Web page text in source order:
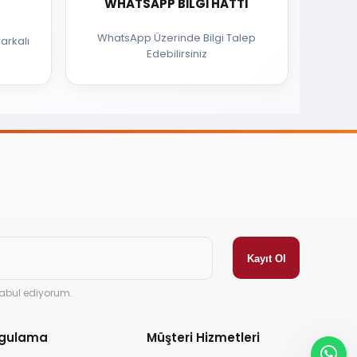
WHATSAPP BILGI HATTI
WhatsApp Üzerinde Bilgi Talep
Edebilirsiniz
ediyorum.
Müşteri Hizmetleri